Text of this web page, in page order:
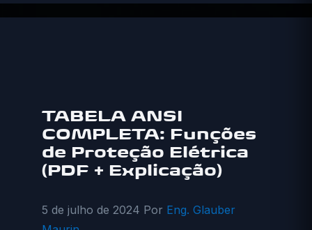
TABELA ANSI
COMPLETA: Funções
de Proteção Elétrica
(PDF + Explicação)
5 de julho de 2024 Por Eng. Glauber